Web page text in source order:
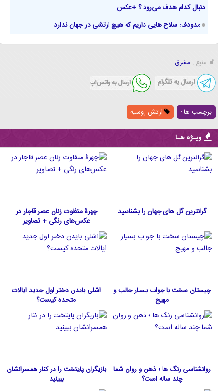
دنبال کدام هدف می‌رود ؟ +عکس
مدودف: سلاح هایی داریم که هیچ ارتشی در جهان ندارد
منبع : مشرق
برچسب ها : ارتش روسیه
ویـژه هـا
گرانترین گل های جهان را بشناسید
چهرۀ متفاوت زنان عصر قاجار در
عکس‌های رنگی + تصاویر
چیستان سخت با جواب بسیار جالب و
مهیج
اشلی بایدن دختر اول جدید ایالات
متحده كيست؟
روانشناسی رنگ ها ؛ ذهن و روان شما
چند ساله است؟
بازیگران پایتخت را در کنار همسرانشان
ببینید